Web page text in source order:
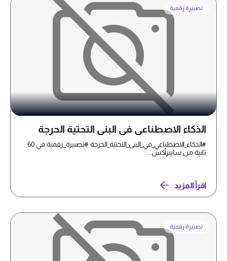
تصبيرة رقمية
الذكاء الاصطناعي في البنى التحتية الحرجة
#الذكاء_الاصطناعي_في_البنى_التحتية_الحرجة #تصبيرة_رقمية في 60
ثانية من سايبرأكس...
اقرأ المزيد
تصبيرة رقمية